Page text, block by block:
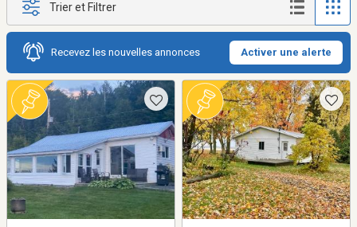
Trier et Filtrer
Recevez les nouvelles annonces Activer une alerte